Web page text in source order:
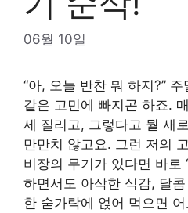
06월 10일
“아, 오늘 반찬 뭐 하지?”
같은 고민에 빠지곤 하죠.
세 질리고, 그렇다고 뭘 새
만만치 않고요. 그런 저의
비장의 무기가 있다면 바로
하면서도 아삭한 식감, 달
한 숟가락에 얹어 먹으면